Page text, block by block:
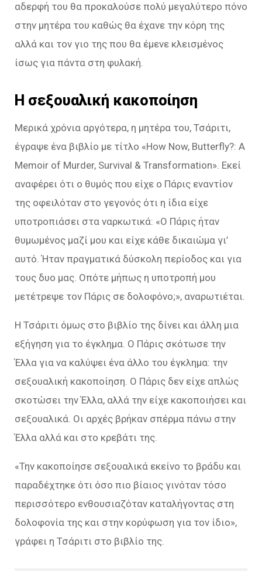
αδερφή του θα προκαλούσε πολύ μεγαλύτερο πόνο
στην μητέρα του καθώς θα έχανε την κόρη της
αλλά και τον γιο της που θα έμενε κλεισμένος
ίσως για πάντα στη φυλακή.
Η σεξουαλική κακοποίηση
Μερικά χρόνια αργότερα, η μητέρα του, Τσάριτι,
έγραψε ένα βιβλίο με τίτλο «How Now, Butterfly?: A
Memoir of Murder, Survival & Transformation». Εκεί
αναφέρει ότι ο θυμός που είχε ο Πάρις εναντίον
της οφειλόταν στο γεγονός ότι η ίδια είχε
υποτροπιάσει στα ναρκωτικά: «Ο Πάρις ήταν
θυμωμένος μαζί μου και είχε κάθε δικαιώμα γι’
αυτό. Ήταν πραγματικά δύσκολη περίοδος και για
τους δυο μας. Οπότε μήπως η υποτροπή μου
μετέτρεψε τον Πάρις σε δολοφόνο;», αναρωτιέται.
Η Τσάριτι όμως στο βιβλίο της δίνει και άλλη μια
εξήγηση για το έγκλημα. Ο Πάρις σκότωσε την
Έλλα για να καλύψει ένα άλλο του έγκλημα: την
σεξουαλική κακοποίηση. Ο Πάρις δεν είχε απλώς
σκοτώσει την Έλλα, αλλά την είχε κακοποιήσει και
σεξουαλικά. Οι αρχές βρήκαν σπέρμα πάνω στην
Έλλα αλλά και στο κρεβάτι της.
«Την κακοποίησε σεξουαλικά εκείνο το βράδυ και
παραδέχτηκε ότι όσο πιο βίαιος γινόταν τόσο
περισσότερο ενθουσιαζόταν καταλήγοντας στη
δολοφονία της και στην κορύφωση για τον ίδιο»,
γράφει η Τσάριτι στο βιβλίο της.